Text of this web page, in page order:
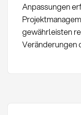
Anpassungen
gewährleisten
Veränderungen